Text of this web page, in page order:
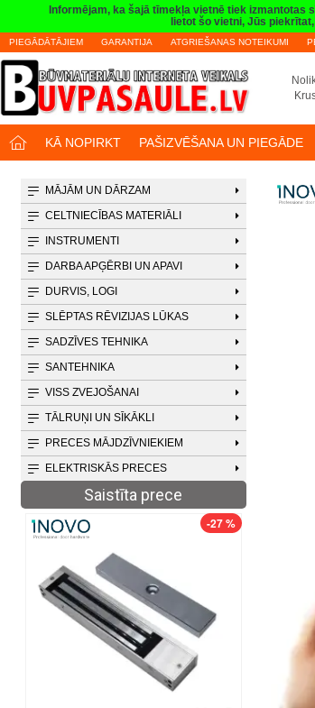
Informējam, ka šajā tīmekļa vietnē tiek izmantotas
lietot šo vietni, Jūs
PIEGĀDĀTĀJIEM GARANTIJA ATGRIEŠANAS NOTEIKUMI
KĀ NOPIRKT PAŠIZVĒŠANA UN PIEGĀDE
MĀJĀM UN DĀRZAM
CELTNIECĪBAS MATERIĀLI
INSTRUMENTI
DARBA APĢĒRBI UN APAVI
DURVIS, LOGI
SLĒPTAS RĒVIZIJAS LŪKAS
SADZĪVES TEHNIKA
SANTEHNIKA
VISS ZVEJOŠANAI
TĀLRUŅI UN SĪKĀKLI
PRECES MĀJDZĪVNIEKIEM
ELEKTRISKĀS PRECES
Saistīta prece
-27 %